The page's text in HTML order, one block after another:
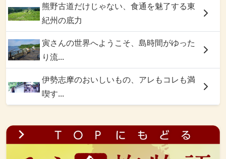
熊野古道だけじゃない、食通を魅了する東
紀州の底力
寅さんの世界へようこそ、島時間がゆった
り流...
伊勢志摩のおいしいもの、アレもコレも満
喫す...